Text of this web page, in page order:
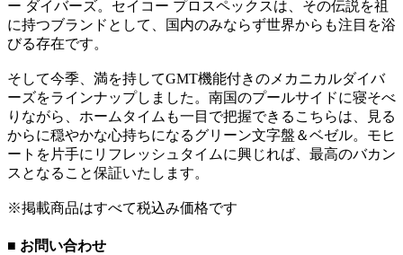
ー ダイバーズ。セイコー プロスペックスは、その伝説を祖
に持つブランドとして、国内のみならず世界からも注目を浴
びる存在です。
そして今季、満を持してGMT機能付きのメカニカルダイバ
ーズをラインナップしました。南国のプールサイドに寝そべ
りながら、ホームタイムも一目で把握できるこちらは、見る
からに穏やかな心持ちになるグリーン文字盤＆ベゼル。モヒ
ートを片手にリフレッシュタイムに興じれば、最高のバカン
スとなること保証いたします。
※掲載商品はすべて税込み価格です
■ お問い合わせ